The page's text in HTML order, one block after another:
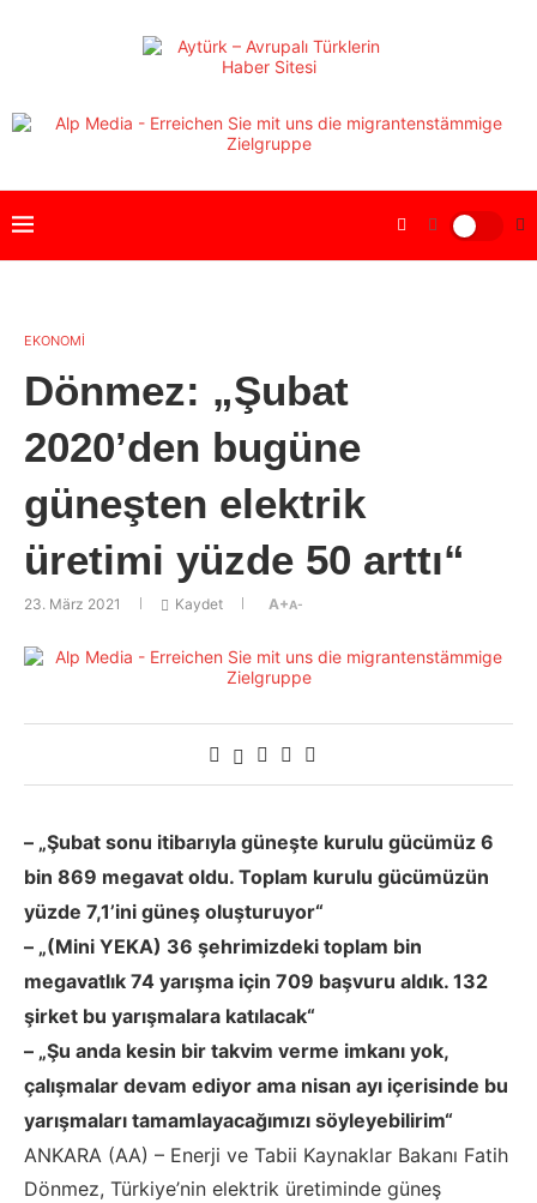
EKONOMİ
Dönmez: „Şubat
2020’den bugüne
güneşten elektrik
üretimi yüzde 50 arttı“
23. März 2021 Kaydet A+A-
– „Şubat sonu itibarıyla güneşte kurulu gücümüz 6
bin 869 megavat oldu. Toplam kurulu gücümüzün
yüzde 7,1’ini güneş oluşturuyor“
– „(Mini YEKA) 36 şehrimizdeki toplam bin
megavatlık 74 yarışma için 709 başvuru aldık. 132
şirket bu yarışmalara katılacak“
– „Şu anda kesin bir takvim verme imkanı yok,
çalışmalar devam ediyor ama nisan ayı içerisinde bu
yarışmaları tamamlayacağımızı söyleyebilirim“
ANKARA (AA) – Enerji ve Tabii Kaynaklar Bakanı Fatih
Dönmez, Türkiye’nin elektrik üretiminde güneş